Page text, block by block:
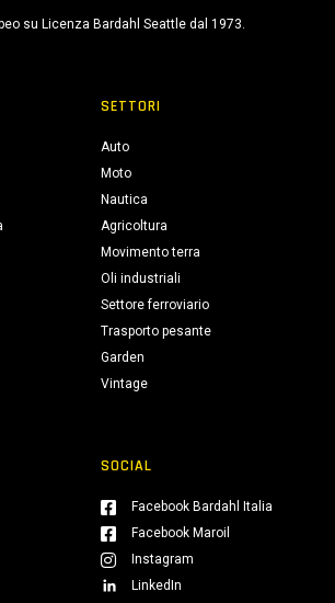
su Licenza Bardahl Seattle dal 1973.
SETTORI
Auto
Moto
Nautica
Agricoltura
Movimento terra
Oli industriali
Settore ferroviario
Trasporto pesante
Garden
Vintage
SOCIAL
Facebook Bardahl Italia
Facebook Maroil
Instagram
LinkedIn